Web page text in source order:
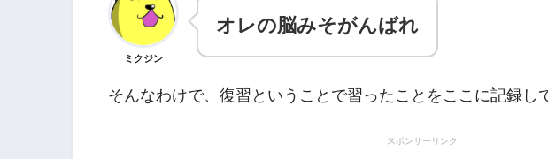
ミクジン
オレの脳みそがんばれ
そんなわけで、復習ということで習ったことをここに記録し
スポンサーリンク